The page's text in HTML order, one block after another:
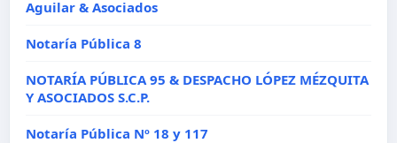
Aguilar & Asociados
Notaría Pública 8
NOTARÍA PÚBLICA 95 & DESPACHO LÓPEZ MÉZQUITA
Y ASOCIADOS S.C.P.
Notaría Pública Nº 18 y 117